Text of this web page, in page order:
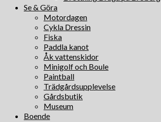
Se & Göra
Motordagen
Cykla Dressin
Fiska
Paddla kanot
Åk vattenskidor
Minigolf och Boule
Paintball
Trädgårdsupplevelse
Gårdsbutik
Museum
Boende